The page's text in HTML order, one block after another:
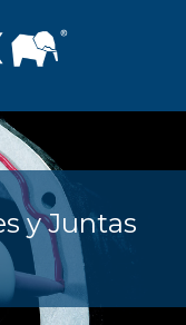
y Juntas